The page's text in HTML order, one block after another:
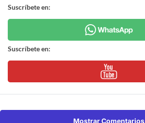
Suscríbete en:
Suscríbete en:
Mostrar Comentarios